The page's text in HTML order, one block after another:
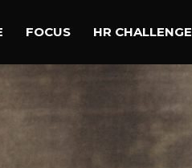
FOCUS HR CHALLENGE